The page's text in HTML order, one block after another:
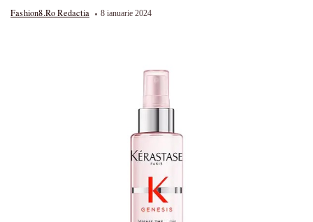
Fashion8.ro Redactia 8 ianuarie 2024